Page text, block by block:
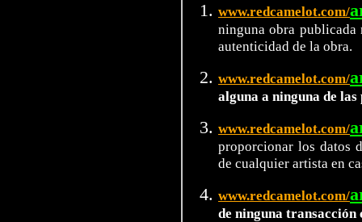
www.redcamelot.com/
ninguna obra
autenticidad de la obra.
www.redcamelot.com/
alguna a ninguna de
www.redcamelot.com/
proporcionar los datos
de cualquier artista en
www.redcamelot.com/
de ninguna transacción